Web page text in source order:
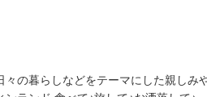
の暮らしなどをテーマにした親しみ